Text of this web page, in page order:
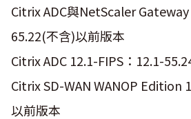
Citrix ADC與NetScaler
65.22(不含)以前版本
Citrix ADC 12.1-FIPS：12.1-
Citrix SD-WAN WANOP Edition
以前版本